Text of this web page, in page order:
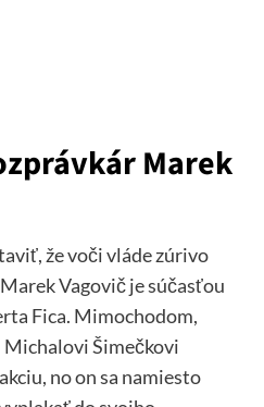
Marek
že voči vláde zúrivo
Vagovič je súčasťou
Fica. Mimochodom,
Šimečkovi
no on sa namiesto